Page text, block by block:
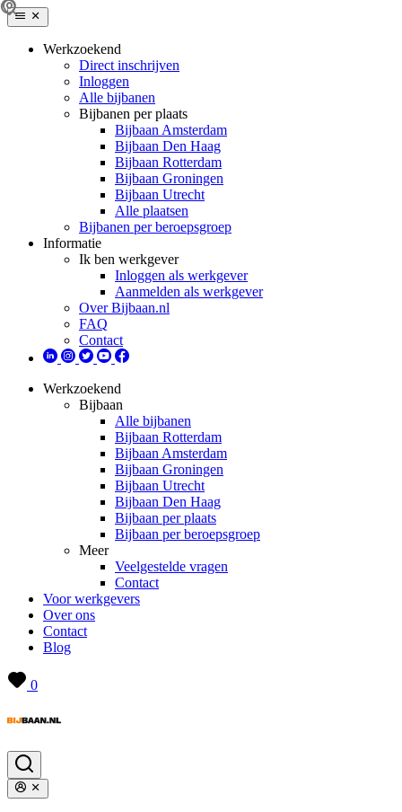
Werkzoekend
Direct inschrijven
Inloggen
Alle bijbanen
Bijbanen per plaats
Bijbaan Amsterdam
Bijbaan Den Haag
Bijbaan Rotterdam
Bijbaan Groningen
Bijbaan Utrecht
Alle plaatsen
Bijbanen per beroepsgroep
Informatie
Ik ben werkgever
Inloggen als werkgever
Aanmelden als werkgever
Over Bijbaan.nl
FAQ
Contact
Werkzoekend
Bijbaan
Alle bijbanen
Bijbaan Rotterdam
Bijbaan Amsterdam
Bijbaan Groningen
Bijbaan Utrecht
Bijbaan Den Haag
Bijbaan per plaats
Bijbaan per beroepsgroep
Meer
Veelgestelde vragen
Contact
Voor werkgevers
Over ons
Contact
Blog
0